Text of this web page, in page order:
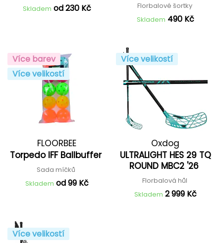
Skladem od 230 Kč
Florbalové šortky
Skladem 490 Kč
Více barev
Více velikostí
FLOORBEE
Torpedo IFF Ballbuffer
Sada míčků
Skladem od 99 Kč
Více velikostí
Oxdog
ULTRALIGHT HES 29 TQ
ROUND MBC2 '26
Florbalová hůl
Skladem 2 999 Kč
Více velikostí